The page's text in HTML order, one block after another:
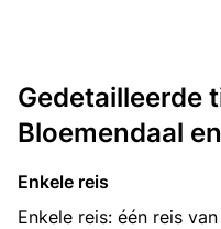
Gedetailleerde
Bloemendaal
Enkele reis
Enkele reis: één reis